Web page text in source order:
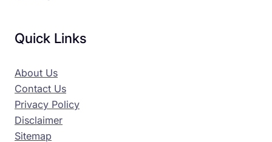
Quick Links
About Us
Contact Us
Privacy Policy
Disclaimer
Sitemap